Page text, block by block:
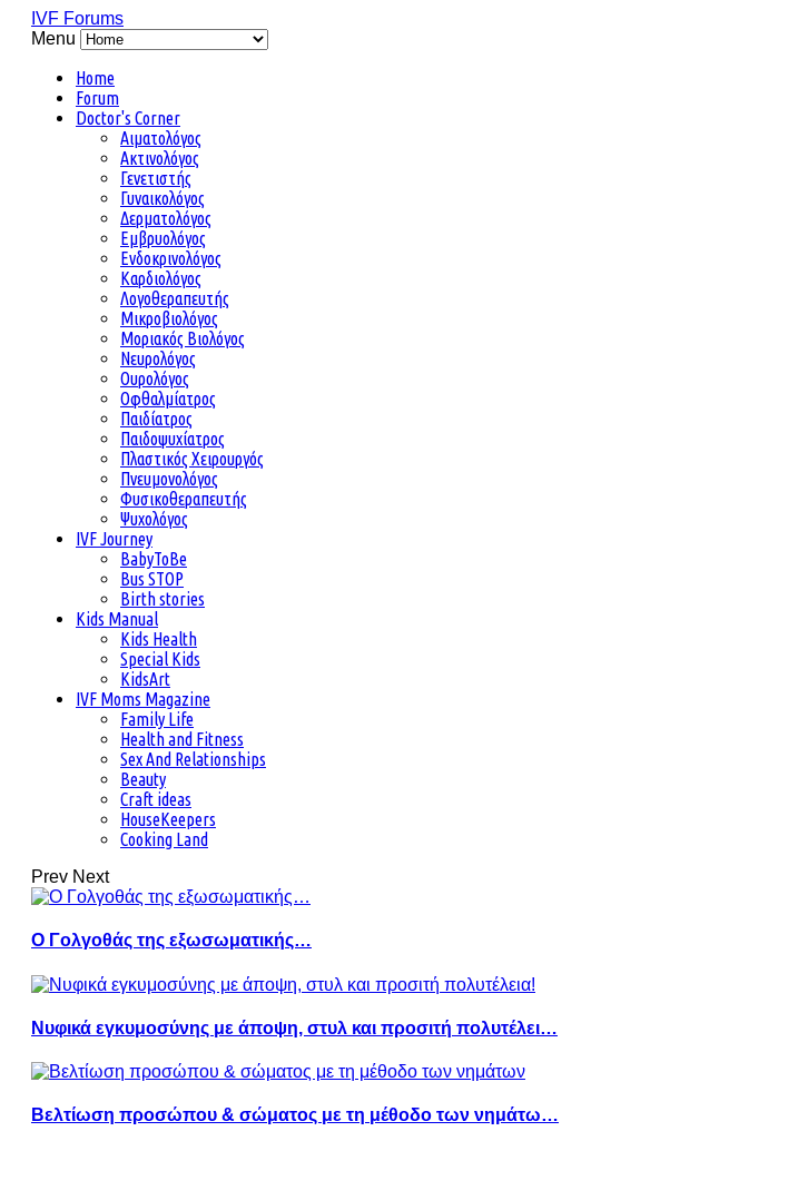
IVF Forums
Menu
Home
Forum
Doctor's Corner
Αιματολόγος
Ακτινολόγος
Γενετιστής
Γυναικολόγος
Δερματολόγος
Εμβρυολόγος
Ενδοκρινολόγος
Καρδιολόγος
Λογοθεραπευτής
Μικροβιολόγος
Μοριακός Βιολόγος
Νευρολόγος
Ουρολόγος
Οφθαλμίατρος
Παιδίατρος
Παιδοψυχίατρος
Πλαστικός Χειρουργός
Πνευμονολόγος
Φυσικοθεραπευτής
Ψυχολόγος
IVF Journey
BabyToBe
Bus STOP
Birth stories
Kids Manual
Kids Health
Special Kids
KidsArt
IVF Moms Magazine
Family Life
Health and Fitness
Sex And Relationships
Beauty
Craft ideas
HouseKeepers
Cooking Land
Prev Next
Ο Γολγοθάς της εξωσωματικής…
Νυφικά εγκυμοσύνης με άποψη, στυλ και προσιτή πολυτέλει…
Βελτίωση προσώπου & σώματος με τη μέθοδο των νημάτω…